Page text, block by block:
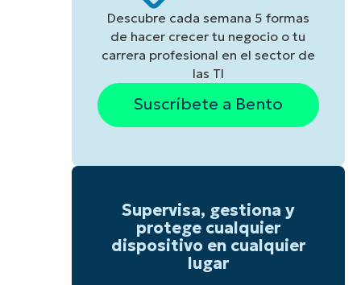
Descubre cada semana 5 formas
de hacer crecer tu negocio o tu
carrera profesional en el sector de
las TI
Suscríbete a Bento
Supervisa, gestiona y
protege cualquier
dispositivo en cualquier
lugar